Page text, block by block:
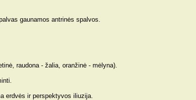
gaunamos antrinės spalvos.
raudona - žalia, oranžinė - mėlyna).
erdvės ir perspektyvos iliuzija.